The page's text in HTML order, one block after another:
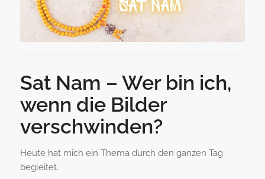
Sat Nam – Wer bin ich,
wenn die Bilder
verschwinden?
Heute hat mich ein Thema durch den ganzen Tag
begleitet.